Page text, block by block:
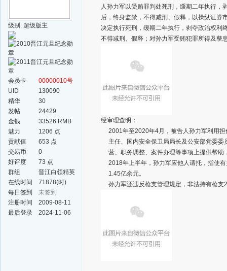
级别: 超级版主
会员卡
00000010号
UID
130090
精华
30
发帖
24429
金钱
33526 RMB
魅力
1206 点
贡献值
653 点
交易币
0
好评度
73 点
群组
晋江白领精英
群
在线时间
71878(时)
每日签到
未签到
注册时间
2009-08-11
最后登录
2024-11-06
人孙力军以受贿罪判处死刑，缓期二年执行，
后，终身监禁，不得减刑、假释，以操纵证券
决定执行死刑，缓期二年执行，剥夺政治权利
不得减刑、假释；对孙力军受贿犯罪所得及孳
经审理查明：
2001年至2020年4月，被告人孙力军利用
主任、国内安全保卫局局长及公安部党委
营、职务调整、案件办理等事项上提供帮
2018年上半年，孙力军应他人请托，指使
1.45亿余元。
孙力军还违反枪支管理规定，非法持有枪支